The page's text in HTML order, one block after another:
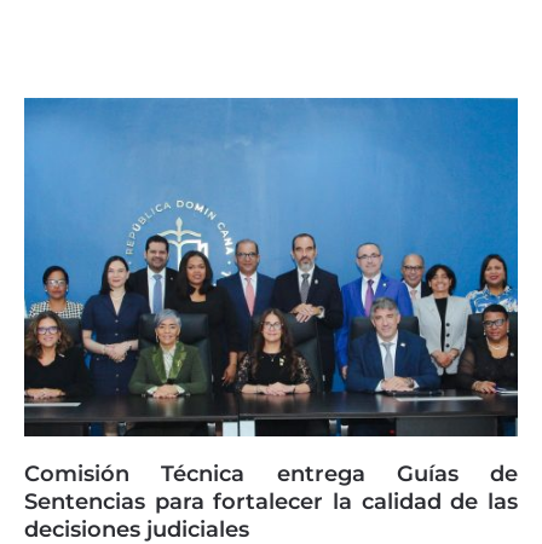
Comisión Técnica entrega Guías de
Sentencias para fortalecer la calidad de las
decisiones judiciales